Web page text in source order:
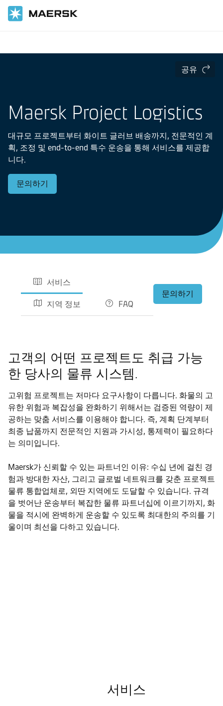
공유
Maersk Project Logistics
대규모 프로젝트부터 화이트 글러브 배송까지, 전문적인 계
획, 조정 및 end-to-end 특수 운송을 통해 서비스를 제공합
니다.
문의하기
서비스
지역 정보 FAQ
문의하기
고객의 어떤 프로젝트도 취급 가능
한 당사의 물류 시스템.
고위험 프로젝트는 저마다 요구사항이 다릅니다. 화물의 고
유한 위험과 복잡성을 완화하기 위해서는 검증된 역량이 제
공하는 맞춤 서비스를 이용해야 합니다. 즉, 계획 단계부터
최종 납품까지 전문적인 지원과 가시성, 통제력이 필요하다
는 의미입니다.
Maersk가 신뢰할 수 있는 파트너인 이유: 수십 년에 걸친 경
험과 방대한 자산, 그리고 글로벌 네트워크를 갖춘 프로젝트
물류 통합업체로, 외딴 지역에도 도달할 수 있습니다. 규격
을 벗어난 운송부터 복잡한 물류 파트너십에 이르기까지, 화
물을 적시에 완벽하게 운송할 수 있도록 최대한의 주의를 기
울이며 최선을 다하고 있습니다.
서비스